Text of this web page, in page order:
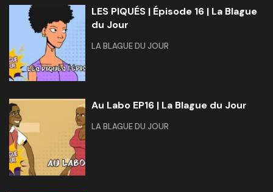
LES PIQUÉS | Épisode 16 | La Blague
du Jour
LA BLAGUE DU JOUR
Au Labo EP16 | La Blague du Jour
LA BLAGUE DU JOUR